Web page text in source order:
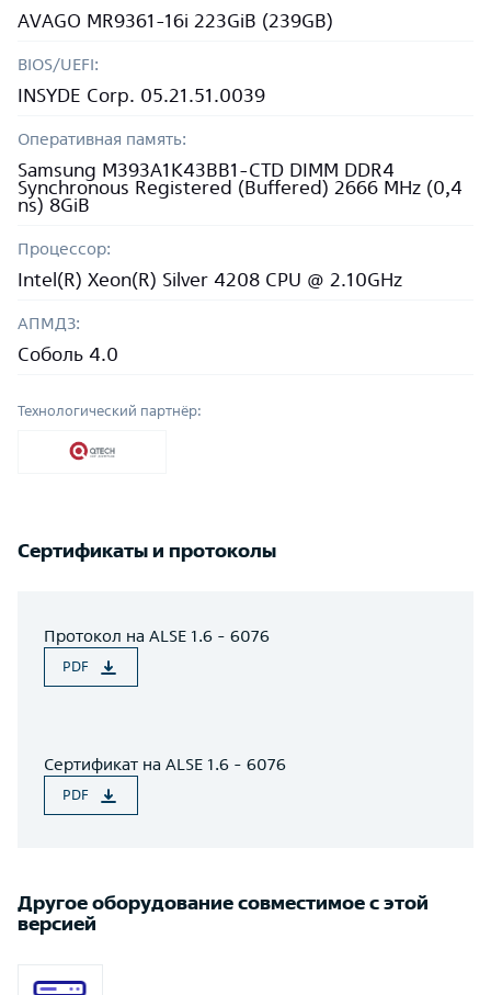
AVAGO MR9361-16i 223GiB (239GB)
BIOS/UEFI:
INSYDE Corp. 05.21.51.0039
Оперативная память:
Samsung M393A1K43BB1-CTD DIMM DDR4
Synchronous Registered (Buffered) 2666 MHz (0,4
ns) 8GiB
Процессор:
Intel(R) Xeon(R) Silver 4208 CPU @ 2.10GHz
АПМДЗ:
Соболь 4.0
Технологический партнёр:
Сертификаты и протоколы
Протокол на ALSE 1.6 - 6076
PDF
Сертификат на ALSE 1.6 - 6076
PDF
Другое оборудование совместимое с этой
версией